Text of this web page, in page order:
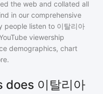
the web and collated all
in our comprehensive
people listen to 이탈리아
viewership
demographics, chart
이탈리아